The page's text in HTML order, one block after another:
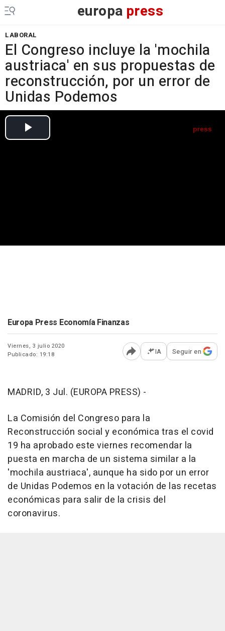
europa press
LABORAL
El Congreso incluye la 'mochila
austriaca' en sus propuestas de
reconstrucción, por un error de
Unidas Podemos
Europa Press Economía Finanzas
Viernes, 3 julio 2020
Publicado: 19:18
Abrir opciones para
IA Seguir en
MADRID, 3 Jul. (EUROPA PRESS) -
La Comisión del Congreso para la
Reconstrucción social y económica tras el covid
19 ha aprobado este viernes recomendar la
puesta en marcha de un sistema similar a la
'mochila austriaca', aunque ha sido por un error
de Unidas Podemos en la votación de las recetas
económicas para salir de la crisis del
coronavirus.